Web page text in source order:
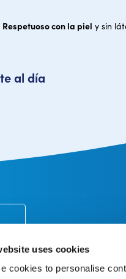
uses cookies
cookies to personalise
Respetuoso con la piel y sin
al día
Atención al
Cambios y